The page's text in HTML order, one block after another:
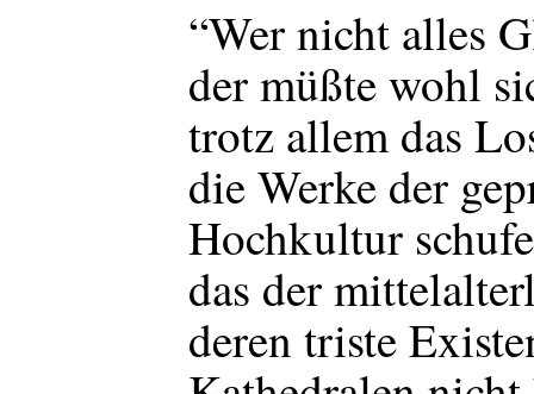
“Wer nicht alles
der müßte wohl
trotz allem das
die Werke der
Hochkultur
das der
deren triste